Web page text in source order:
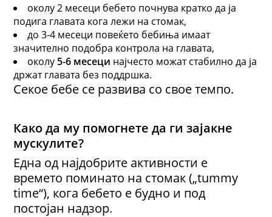
околу 2 месеци бебето почнува кратко да ја
подига главата кога лежи на стомак,
до 3-4 месеци повеќето бебиња имаат
значително подобра контрола на главата,
околу 5-6 месеци најчесто можат стабилно да ја
држат главата без поддршка.
Секое бебе се развива со свое темпо.
Како да му помогнете да ги зајакне
мускулите?
Една од најдобрите активности е
времето поминато на стомак („tummy
time“), кога бебето е будно и под
постојан надзор.